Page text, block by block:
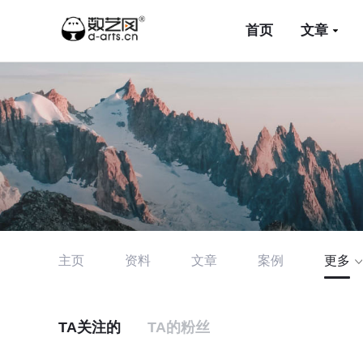
首页 文章
主页 资料 文章 案例 更多
TA关注的 TA的粉丝